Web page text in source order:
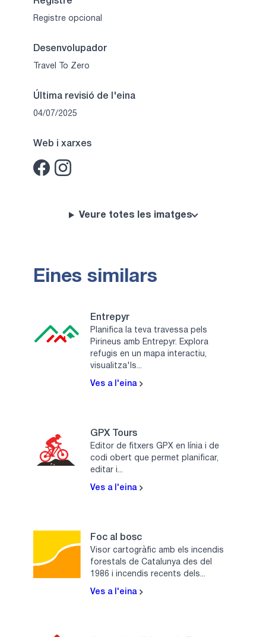
Registre opcional
Desenvolupador
Travel To Zero
Última revisió de l'eina
04/07/2025
Web i xarxes
Veure totes les imatges
Eines similars
Entrepyr
Planifica la teva travessa pels
Pirineus amb Entrepyr. Explora
refugis en un mapa interactiu,
visualitza'ls...
Ves a l'eina
GPX Tours
Editor de fitxers GPX en línia i de
codi obert que permet planificar,
editar i...
Ves a l'eina
Foc al bosc
Visor cartogràfic amb els incendis
forestals de Catalunya des del
1986 i incendis recents dels...
Ves a l'eina